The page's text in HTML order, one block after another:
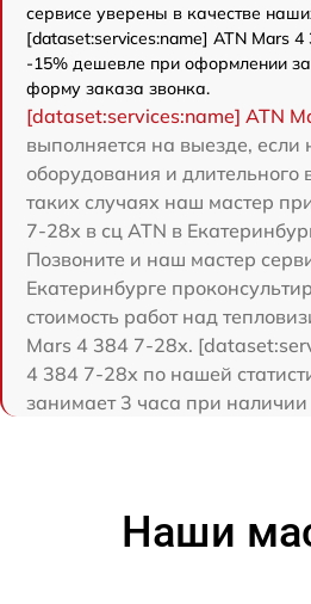
сервисе уверены в качестве
[dataset:services:name] ATN Mars 4
-15% дешевле при оформлении
форму заказа звонка.
[dataset:services:name] ATN
выполняется на выезде, если
оборудования и длительного
таких случаях наш мастер
7-28x в сц ATN в
Позвоните и наш мастер
Екатеринбурге
стоимость работ над
Mars 4 384 7-28x.
4 384 7-28x по нашей
занимает 3 часа при наличии
Наши